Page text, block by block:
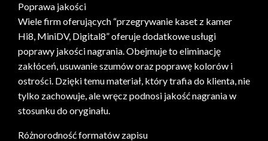
Poprawa jakości
Wiele firm oferujących “przegrywanie kaset z kamer
Hi8, MiniDV, Digital8” oferuje dodatkowe usługi
poprawy jakości nagrania. Obejmuje to eliminację
zakłóceń, usuwanie szumów oraz poprawę kolorów i
ostrości. Dzięki temu materiał, który trafia do klienta, nie
tylko zachowuje, ale wręcz podnosi jakość nagrania w
stosunku do oryginału.
Różnorodność formatów zapisu